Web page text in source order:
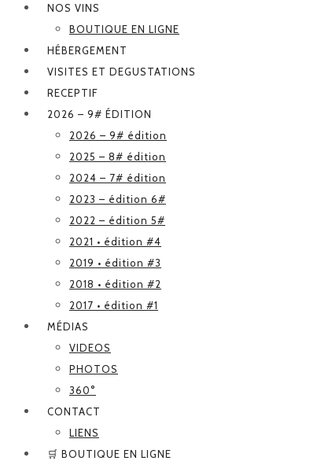
NOS VINS
BOUTIQUE EN LIGNE
HÉBERGEMENT
VISITES ET DEGUSTATIONS
RECEPTIF
2026 – 9# ÉDITION
2026 – 9# édition
2025 – 8# édition
2024 – 7# édition
2023 – édition 6#
2022 – édition 5#
2021 • édition #4
2019 • édition #3
2018 • édition #2
2017 • édition #1
MÉDIAS
VIDEOS
PHOTOS
360°
CONTACT
LIENS
🛒 BOUTIQUE EN LIGNE